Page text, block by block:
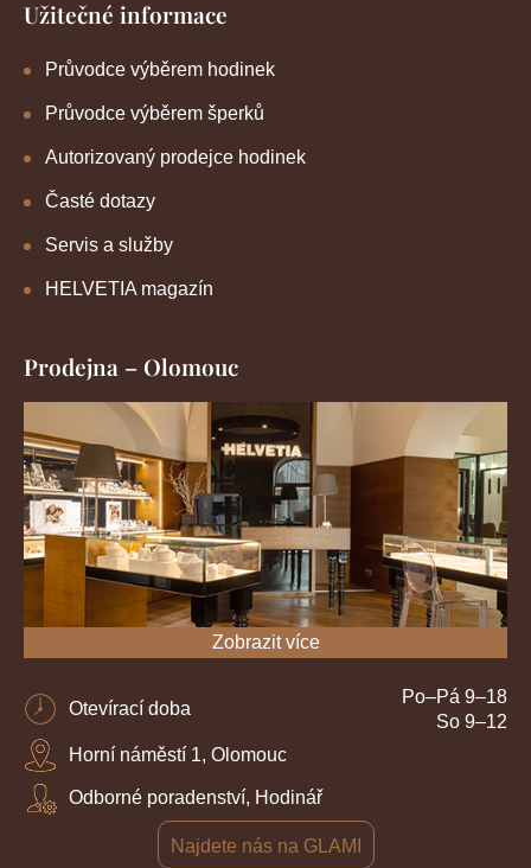
Užitečné informace
Průvodce výběrem hodinek
Průvodce výběrem šperků
Autorizovaný prodejce hodinek
Časté dotazy
Servis a služby
HELVETIA magazín
Prodejna – Olomouc
Zobrazit více
Otevírací doba
Po–Pá 9–18
So 9–12
Horní náměstí 1, Olomouc
Odborné poradenství, Hodinář
Najdete nás na GLAMI